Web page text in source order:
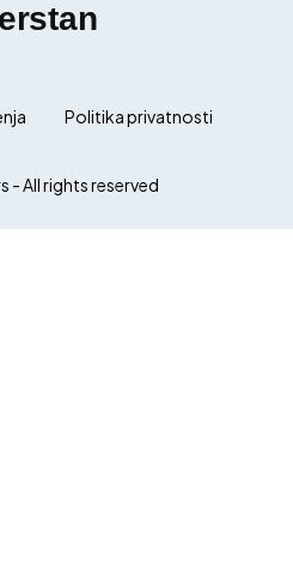
Politika privatnosti
- All rights reserved